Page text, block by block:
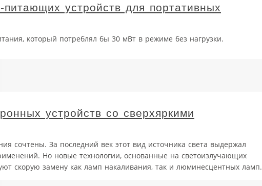
устройств для портативных
который потреблял бы 30 мВт в режиме без нагрузки.
устройств со сверхяркими
сочтены. За последний век этот вид источника света выдержал
Но новые технологии, основанные на светоизлучающих
скорую замену как ламп накаливания, так и люминесцентных ламп.